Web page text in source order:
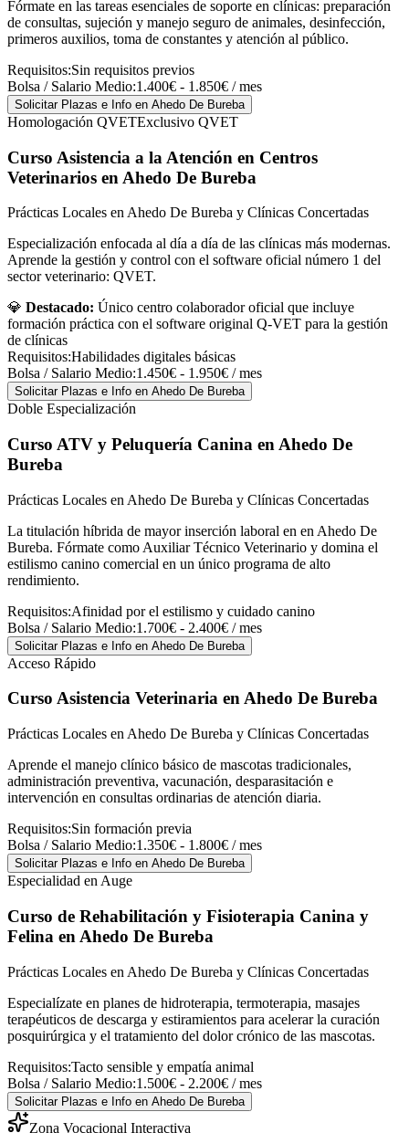
Fórmate en las tareas esenciales de soporte en clínicas: preparación
de consultas, sujeción y manejo seguro de animales, desinfección,
primeros auxilios, toma de constantes y atención al público.
Requisitos:Sin requisitos previos
Bolsa / Salario Medio:1.400€ - 1.850€ / mes
Solicitar Plazas e Info en Ahedo De Bureba
Homologación QVETExclusivo QVET
Curso Asistencia a la Atención en Centros
Veterinarios en Ahedo De Bureba
Prácticas Locales en Ahedo De Bureba y Clínicas Concertadas
Especialización enfocada al día a día de las clínicas más modernas.
Aprende la gestión y control con el software oficial número 1 del
sector veterinario: QVET.
💎 Destacado: Único centro colaborador oficial que incluye
formación práctica con el software original Q-VET para la gestión
de clínicas
Requisitos:Habilidades digitales básicas
Bolsa / Salario Medio:1.450€ - 1.950€ / mes
Solicitar Plazas e Info en Ahedo De Bureba
Doble Especialización
Curso ATV y Peluquería Canina en Ahedo De
Bureba
Prácticas Locales en Ahedo De Bureba y Clínicas Concertadas
La titulación híbrida de mayor inserción laboral en en Ahedo De
Bureba. Fórmate como Auxiliar Técnico Veterinario y domina el
estilismo canino comercial en un único programa de alto
rendimiento.
Requisitos:Afinidad por el estilismo y cuidado canino
Bolsa / Salario Medio:1.700€ - 2.400€ / mes
Solicitar Plazas e Info en Ahedo De Bureba
Acceso Rápido
Curso Asistencia Veterinaria en Ahedo De Bureba
Prácticas Locales en Ahedo De Bureba y Clínicas Concertadas
Aprende el manejo clínico básico de mascotas tradicionales,
administración preventiva, vacunación, desparasitación e
intervención en consultas ordinarias de atención diaria.
Requisitos:Sin formación previa
Bolsa / Salario Medio:1.350€ - 1.800€ / mes
Solicitar Plazas e Info en Ahedo De Bureba
Especialidad en Auge
Curso de Rehabilitación y Fisioterapia Canina y
Felina en Ahedo De Bureba
Prácticas Locales en Ahedo De Bureba y Clínicas Concertadas
Especialízate en planes de hidroterapia, termoterapia, masajes
terapéuticos de descarga y estiramientos para acelerar la curación
posquirúrgica y el tratamiento del dolor crónico de las mascotas.
Requisitos:Tacto sensible y empatía animal
Bolsa / Salario Medio:1.500€ - 2.200€ / mes
Solicitar Plazas e Info en Ahedo De Bureba
Zona Vocacional Interactiva